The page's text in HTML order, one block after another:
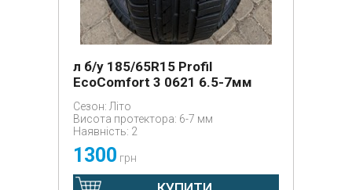
л б/у 185/65R15 Profil
EcoComfort 3 0621 6.5-7мм
Сезон: Літо
Висота протектора: 6-7 мм
Наявність: 2
1300 грн